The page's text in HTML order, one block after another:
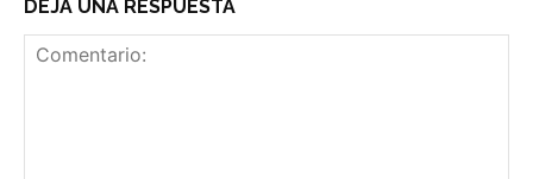
DEJA UNA RESPUESTA